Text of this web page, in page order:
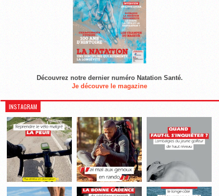
Découvrez notre dernier numéro Natation Santé.
Je découvre le magazine
INSTAGRAM